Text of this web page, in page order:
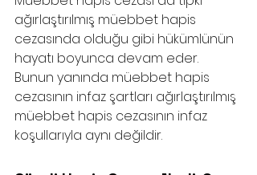
ağırlaştırılmış müebbet hapis
cezasında olduğu gibi hükümlünün
hayatı boyunca devam eder.
Bunun yanında müebbet hapis
cezasının infaz şartları ağırlaştırılmış
müebbet hapis cezasının infaz
koşullarıyla aynı değildir.